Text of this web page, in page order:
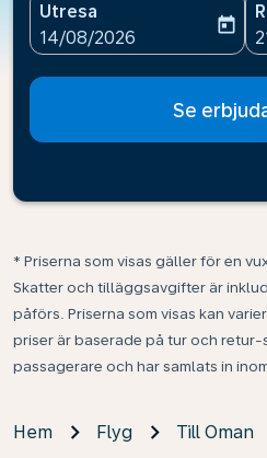
Utresa
fc-booking-departure-
14/08/2026
today
Se
* Priserna som visas gäller för en
Skatter och tilläggsavgifter är
påförs. Priserna som visas kan
priser är baserade på tur och retur-
passagerare och har samlats in
Hem Flyg Till Oman